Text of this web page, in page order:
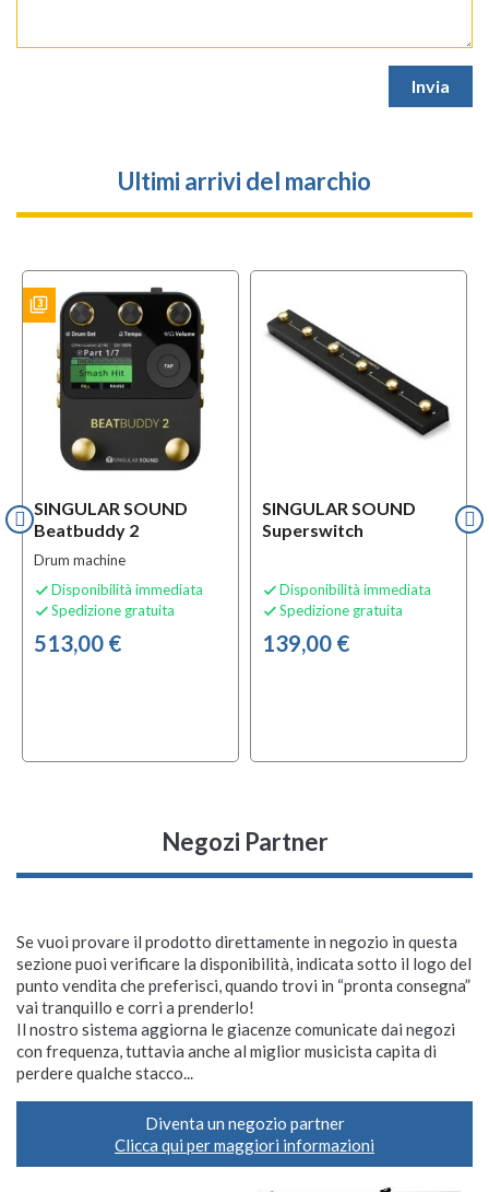
Ultimi arrivi del marchio
SINGULAR SOUND
Beatbuddy 2
Drum machine
 Disponibilità immediata
 Spedizione gratuita
513,00 €
filter_3
SINGULAR SOUND
Superswitch
 Disponibilità immediata
 Spedizione gratuita
139,00 €
Negozi Partner
Se vuoi provare il prodotto direttamente in negozio in questa
sezione puoi verificare la disponibilità, indicata sotto il logo del
punto vendita che preferisci, quando trovi in “pronta consegna”
vai tranquillo e corri a prenderlo!
Il nostro sistema aggiorna le giacenze comunicate dai negozi
con frequenza, tuttavia anche al miglior musicista capita di
perdere qualche stacco...
Diventa un negozio partner
Clicca qui per maggiori informazioni